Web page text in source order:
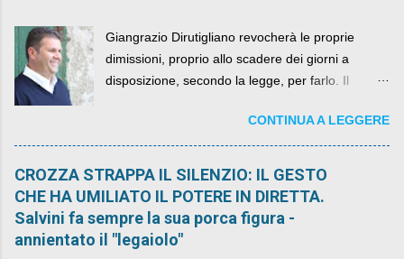
Giangrazio Dirutigliano revocherà le proprie
dimissioni, proprio allo scadere dei giorni a
disposizione, secondo la legge, per farlo. Il
quelli che si auspicavano il contrario.CONTINUA A LEGGERE
CROZZA STRAPPA IL SILENZIO: IL GESTO
CHE HA UMILIATO IL POTERE IN DIRETTA.
Salvini fa sempre la sua porca figura -
annientato il "legaiolo"